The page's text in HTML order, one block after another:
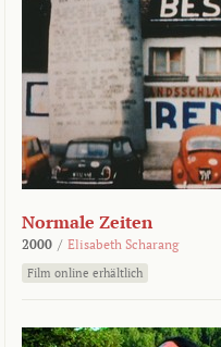
Normale Zeiten
2000 / Elisabeth Scharang
Film online erhältlich